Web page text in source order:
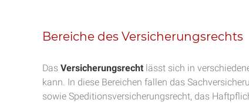
Bereiche des Versicherungsrechts
Das Versicherungsrecht lässt sich in
kann. In diese Bereichen fallen das
sowie Speditionsversicherungsrecht, das